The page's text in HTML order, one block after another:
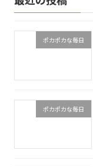
ポカポカな毎日
ポカポカな毎日